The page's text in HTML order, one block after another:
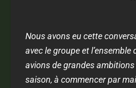
Nous avons eu cette
avec le groupe et
avions de grandes
saison, à commencer par